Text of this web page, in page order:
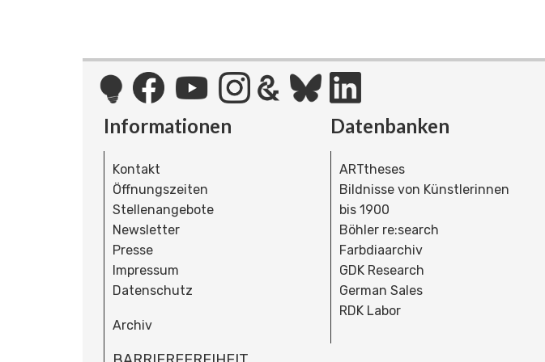
Informationen
Kontakt
Öffnungszeiten
Stellenangebote
Newsletter
Presse
Impressum
Datenschutz
Archiv
Datenbanken
ARTtheses
Bildnisse von Künstlerinnen
bis 1900
Böhler re:search
Farbdiaarchiv
GDK Research
German Sales
RDK Labor